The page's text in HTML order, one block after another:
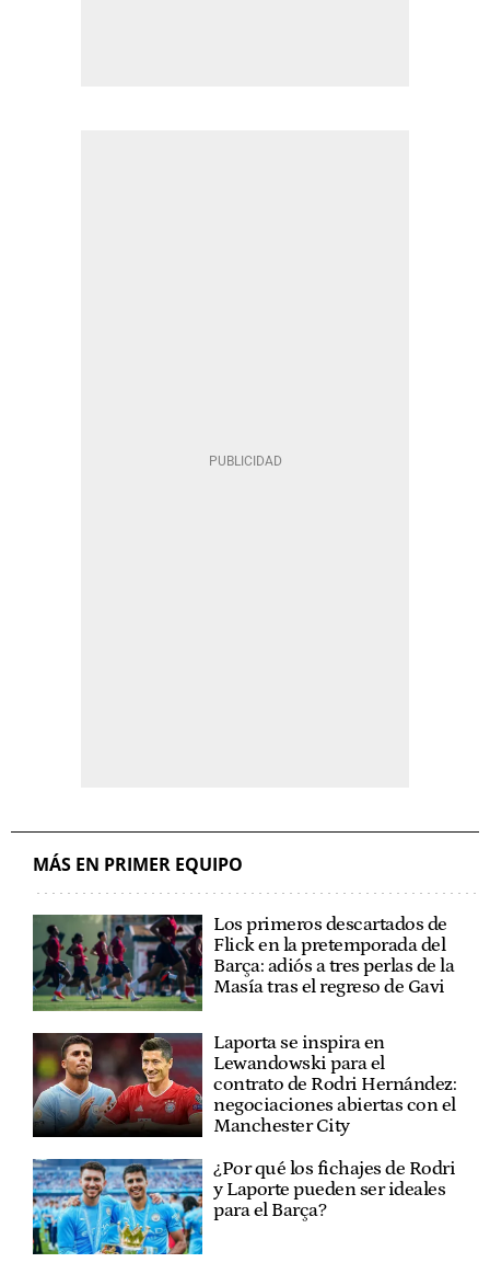
MÁS EN PRIMER EQUIPO
Los primeros descartados de
Flick en la pretemporada del
Barça: adiós a tres perlas de la
Masía tras el regreso de Gavi
Laporta se inspira en
Lewandowski para el
contrato de Rodri Hernández:
negociaciones abiertas con el
Manchester City
¿Por qué los fichajes de Rodri
y Laporte pueden ser ideales
para el Barça?